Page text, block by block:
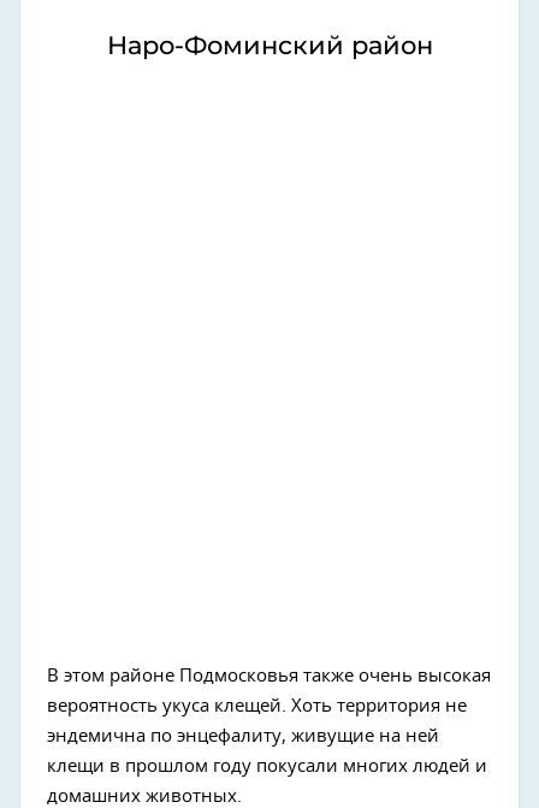
Наро-Фоминский район
В этом районе Подмосковья также очень высокая
вероятность укуса клещей. Хоть территория не
эндемична по энцефалиту, живущие на ней
клещи в прошлом году покусали многих людей и
домашних животных.